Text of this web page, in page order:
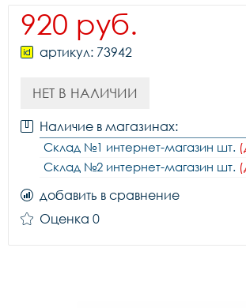
920 руб.
артикул: 73942
НЕТ В НАЛИЧИИ
Наличие в магазинах:
Склад №1 интернет-магазин шт.
Склад №2 интернет-магазин шт.
добавить в сравнение
Оценка 0